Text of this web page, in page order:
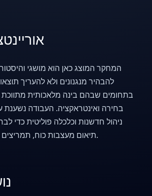
המחקר המוצג כאן הוא מושגי
להבהיר מנגנונים ולא להעריך
בתחומים שבהם בינה מלאכותית מתווכת
בחירה ואינטראקציה. העבודה נשענת
ניהול חדשנות וכלכלה פוליטית כדי
תיאום מעצבות כוח, תמריצים והתנהגות מערכת.